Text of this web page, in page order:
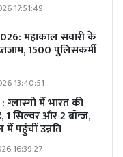
17:51:49
महाकाल सवारी के
1500 पुलिसकर्मी
13:40:51
ग्लास्गो में भारत की
सिल्वर और 2 ब्रॉन्ज,
पहुंचीं उन्नति
16:39:27